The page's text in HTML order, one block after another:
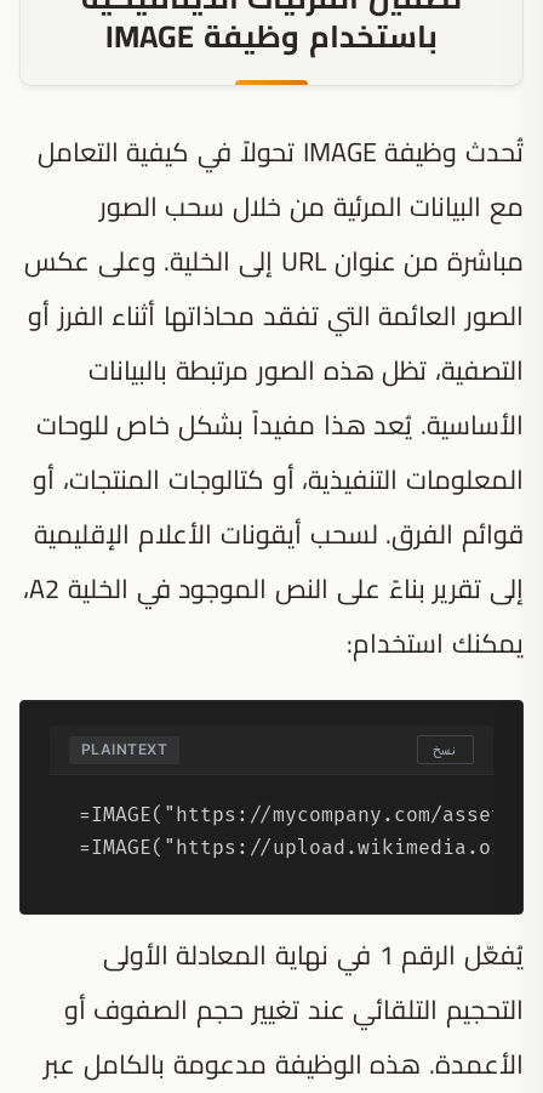
باستخدام وظيفة IMAGE
تُحدث وظيفة IMAGE تحولاً في كيفية التعامل
مع البيانات المرئية من خلال سحب الصور
مباشرة من عنوان URL إلى الخلية. وعلى عكس
الصور العائمة التي تفقد محاذاتها أثناء الفرز أو
التصفية، تظل هذه الصور مرتبطة بالبيانات
الأساسية. يُعد هذا مفيداً بشكل خاص للوحات
المعلومات التنفيذية، أو كتالوجات المنتجات، أو
قوائم الفرق. لسحب أيقونات الأعلام الإقليمية
إلى تقرير بناءً على النص الموجود في الخلية A2،
يمكنك استخدام:
PLAINTEXT نسخ
=IMAGE("https://mycompany.com/
=IMAGE("https://
يُفعّل الرقم 1 في نهاية المعادلة الأولى
التحجيم التلقائي عند تغيير حجم الصفوف أو
الأعمدة. هذه الوظيفة مدعومة بالكامل عبر